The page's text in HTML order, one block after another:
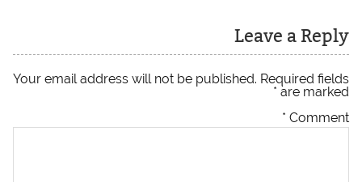
Leave a Reply
Your email address will not be published. Required fields
are marked
*
Comment
*